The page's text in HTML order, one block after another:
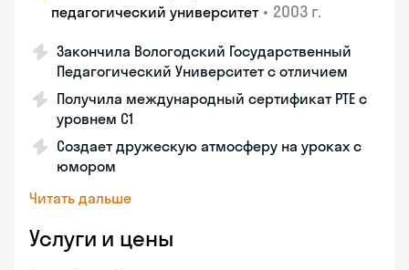
педагогический университет • 2003 г.
Закончила Вологодский Государственный
Педагогический Университет с отличием
Получила международный сертификат PTE с
уровнем C1
Создает дружескую атмосферу на уроках с
юмором
Читать дальше
Услуги и цены